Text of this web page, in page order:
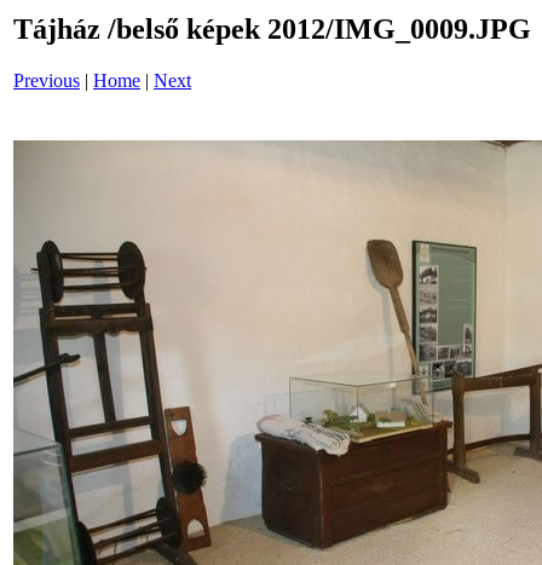
Tájház /belső képek 2012/IMG_0009.JPG
Previous | Home | Next